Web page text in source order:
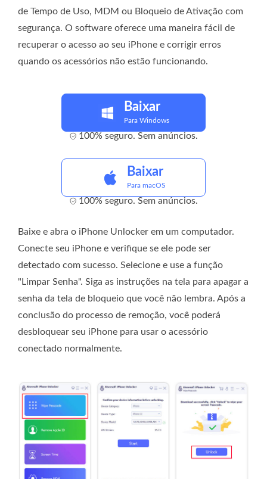
de Tempo de Uso, MDM ou Bloqueio de Ativação com
segurança. O software oferece uma maneira fácil de
recuperar o acesso ao seu iPhone e corrigir erros
quando os acessórios não estão funcionando.
Baixar
Para Windows
100% seguro. Sem anúncios.
Baixar
Para macOS
100% seguro. Sem anúncios.
Baixe e abra o iPhone Unlocker em um computador.
Conecte seu iPhone e verifique se ele pode ser
detectado com sucesso. Selecione e use a função
"Limpar Senha". Siga as instruções na tela para apagar a
senha da tela de bloqueio que você não lembra. Após a
conclusão do processo de remoção, você poderá
desbloquear seu iPhone para usar o acessório
conectado normalmente.